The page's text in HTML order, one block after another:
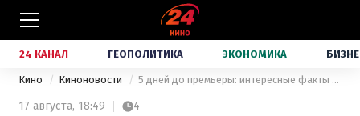
24 КАНАЛ ГЕОПОЛИТИКА ЭКОНОМИКА
Кино Киноновости 5 дней до премьеры: интересные факты и где смотреть самый ожидаемый сериал 2022 года "Дом дракона"
17 августа, 18:49 4